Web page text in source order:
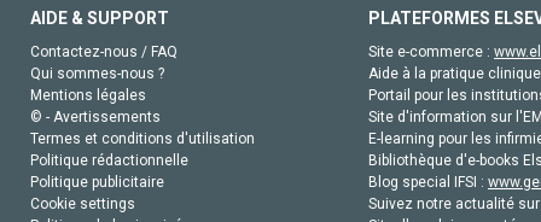
AIDE & SUPPORT
Contactez-nous / FAQ
Qui sommes-nous ?
Mentions légales
© - Avertissements
Termes et conditions d'utilisation
Politique rédactionnelle
Politique publicitaire
Cookie settings
PLATEFORMES
Site e-commerce :
Aide à la pratique
Portail pour les
Site d'information sur
E-learning pour les
Bibliothèque d'e-books
Blog special IFSI :
Suivez notre actualité